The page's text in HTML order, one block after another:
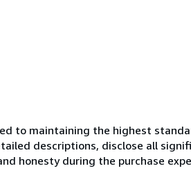
to maintaining the highest
descriptions, disclose all
honesty during the purchase